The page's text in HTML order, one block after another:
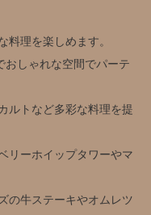
料理を楽しめます。
おしゃれな空間でパーテ
ルトなど多彩な料理を提
リーホイップタワーやマ
の牛ステーキやオムレツ